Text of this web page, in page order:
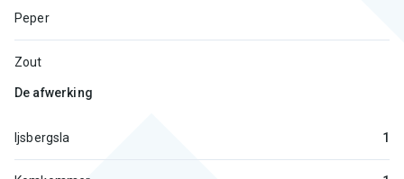
Peper
Zout
De afwerking
Ijsbergsla 1